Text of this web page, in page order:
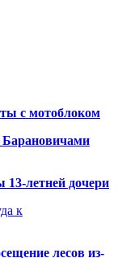
с мотоблоком
Барановичами
13-летней дочери
к
лесов из-